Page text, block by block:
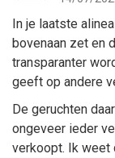
In je laatste
bovenaan zet en
transparanter
geeft op andere
De geruchten
ongeveer ieder
verkoopt. Ik weet